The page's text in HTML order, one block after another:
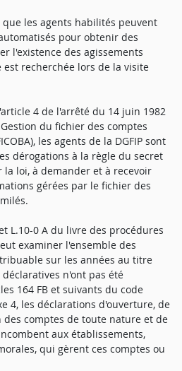
les agents habilités peuvent
pour obtenir des
l'existence des agissements
recherchée lors de la visite
4 de l'arrêté du 14 juin 1982
du fichier des comptes
les agents de la DGFIP sont
dérogations à la règle du secret
loi, à demander et à recevoir
gérées par le fichier des
L.10-0 A du livre des procédures
examiner l'ensemble des
sur les années au titre
n'ont pas été
164 FB et suivants du code
4, les déclarations d'ouverture, de
comptes de toute nature et de
aux établissements,
qui gèrent ces comptes ou